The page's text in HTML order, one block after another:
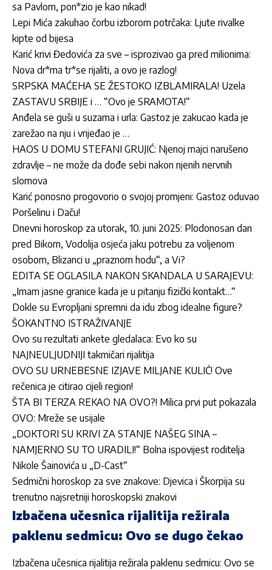
sa Pavlom, pon*zio je kao nikad!
Lepi Mića zakuhao čorbu izborom potrčaka: Ljute rivalke
kipte od bijesa
Karić krivi Đedovića za sve – isprozivao ga pred milionima:
Nova dr*ma tr*se rijaliti, a ovo je razlog!
SRPSKA MAĆEHA SE ŽESTOKO IZBLAMIRALA! Uzela
ZASTAVU SRBIJE i … “Ovo je SRAMOTA!“
Anđela se guši u suzama i urla: Gastoz je zakucao kada je
zarežao na nju i vrijeđao je …
HAOS U DOMU STEFANI GRUJIĆ: Njenoj majci narušeno
zdravlje – ne može da dođe sebi nakon njenih nervnih
slomova
Karić ponosno progovorio o svojoj promjeni: Gastoz oduvao
Poršelinu i Daču!
Dnevni horoskop za utorak, 10. juni 2025: Plodonosan dan
pred Bikom, Vodolija osjeća jaku potrebu za voljenom
osobom, Blizanci u „praznom hodu“, a Vi?
EDITA SE OGLASILA NAKON SKANDALA U SARAJEVU:
„Imam jasne granice kada je u pitanju fizički kontakt…“
Dokle su Evropljani spremni da idu zbog idealne figure?
ŠOKANTNO ISTRAŽIVANJE
Ovo su rezultati ankete gledalaca: Evo ko su
NAJNEULJUDNIJI takmičari rijalitija
OVO SU URNEBESNE IZJAVE MILJANE KULIĆ! Ove
rečenica je citirao cijeli region!
ŠTA BI TERZA REKAO NA OVO?! Milica prvi put pokazala
OVO: Mreže se usijale
„DOKTORI SU KRIVI ZA STANJE NAŠEG SINA –
NAMJERNO SU TO URADILI!“ Bolna ispovijest roditelja
Nikole Šainovića u „D-Cast“
Sedmični horoskop za sve znakove: Djevica i Škorpija su
trenutno najsretniji horoskopski znakovi
Izbačena učesnica rijalitija režirala
paklenu sedmicu: Ovo se dugo čekao
Izbačena učesnica rijalitija režirala paklenu sedmicu: Ovo se